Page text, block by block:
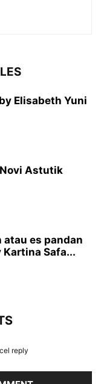
Elisabeth Yuni
Astutik
atau es pandan
Kartina Safa...
reply